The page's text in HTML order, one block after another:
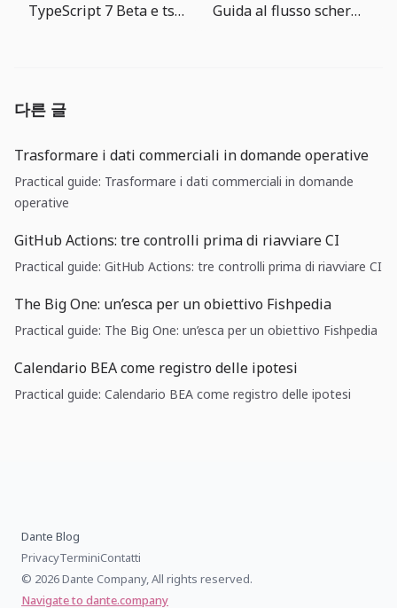
TypeScript 7 Beta e tsgo: il compilatore veloce richiede una migrazione controllata Guida al flusso schermate di The Big One: Home, Pesca, Enciclopedia dei Pesci e Negozio
다른 글
Trasformare i dati commerciali in domande operative
Practical guide: Trasformare i dati commerciali in domande
operative
GitHub Actions: tre controlli prima di riavviare CI
Practical guide: GitHub Actions: tre controlli prima di riavviare CI
The Big One: un’esca per un obiettivo Fishpedia
Practical guide: The Big One: un’esca per un obiettivo Fishpedia
Calendario BEA come registro delle ipotesi
Practical guide: Calendario BEA come registro delle ipotesi
Dante Blog
PrivacyTerminiContatti
© 2026 Dante Company, All rights reserved.
Navigate to dante.company